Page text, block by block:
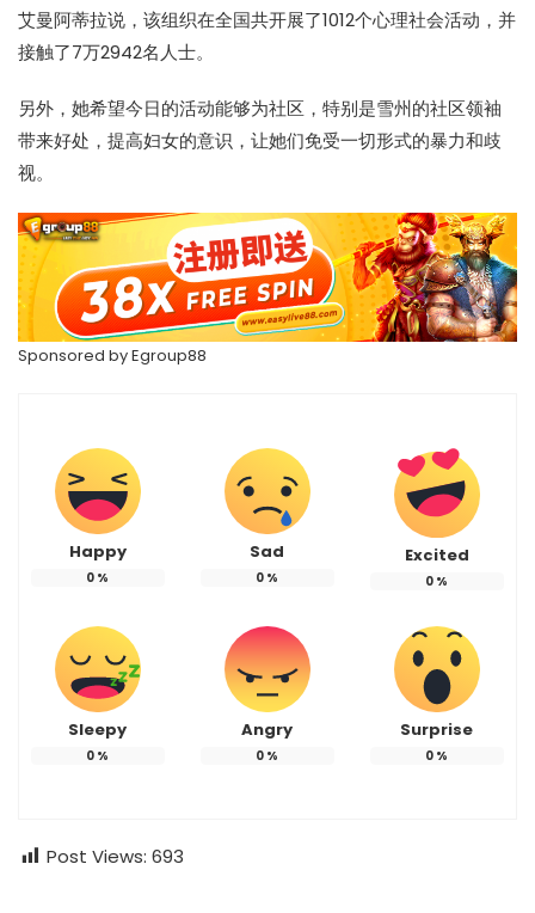
艾曼阿蒂拉说，该组织在全国共开展了1012个心理社会活动，并
接触了7万2942名人士。
另外，她希望今日的活动能够为社区，特别是雪州的社区领袖
带来好处，提高妇女的意识，让她们免受一切形式的暴力和歧
视。
Sponsored byEgroup88
Happy
0 %
Sad
0 %
Excited
0 %
Sleepy
0 %
Angry
0 %
Surprise
0 %
Post Views: 693